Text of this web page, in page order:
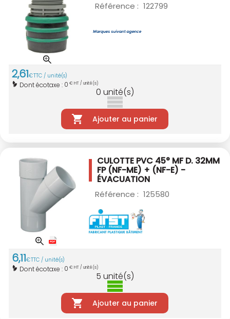
Référence : 122799
2,61€TTC / unité(s)
Dont écotaxe : 0 € HT / unité(s)
0 unité(s)
Ajouter au panier
CULOTTE PVC 45° MF D. 32MM
FP (NF-ME) + (NF-E) -
ÉVACUATION
Référence : 125580
6,11€TTC / unité(s)
Dont écotaxe : 0 € HT / unité(s)
5 unité(s)
Ajouter au panier